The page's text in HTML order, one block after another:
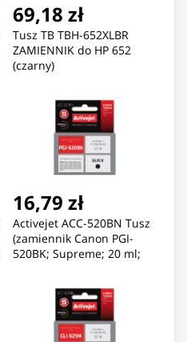
69,18 zł
Tusz TB TBH-652XLBR
ZAMIENNIK do HP 652
(czarny)
16,79 zł
Activejet ACC-520BN Tusz
(zamiennik Canon PGI-
520BK; Supreme; 20 ml;